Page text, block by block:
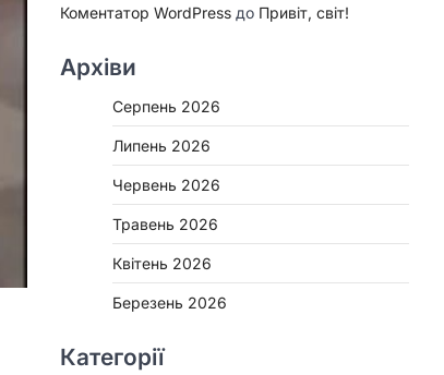
Коментатор WordPress до Привіт, світ!
Архіви
Серпень 2026
Липень 2026
Червень 2026
Травень 2026
Квітень 2026
Березень 2026
Категорії